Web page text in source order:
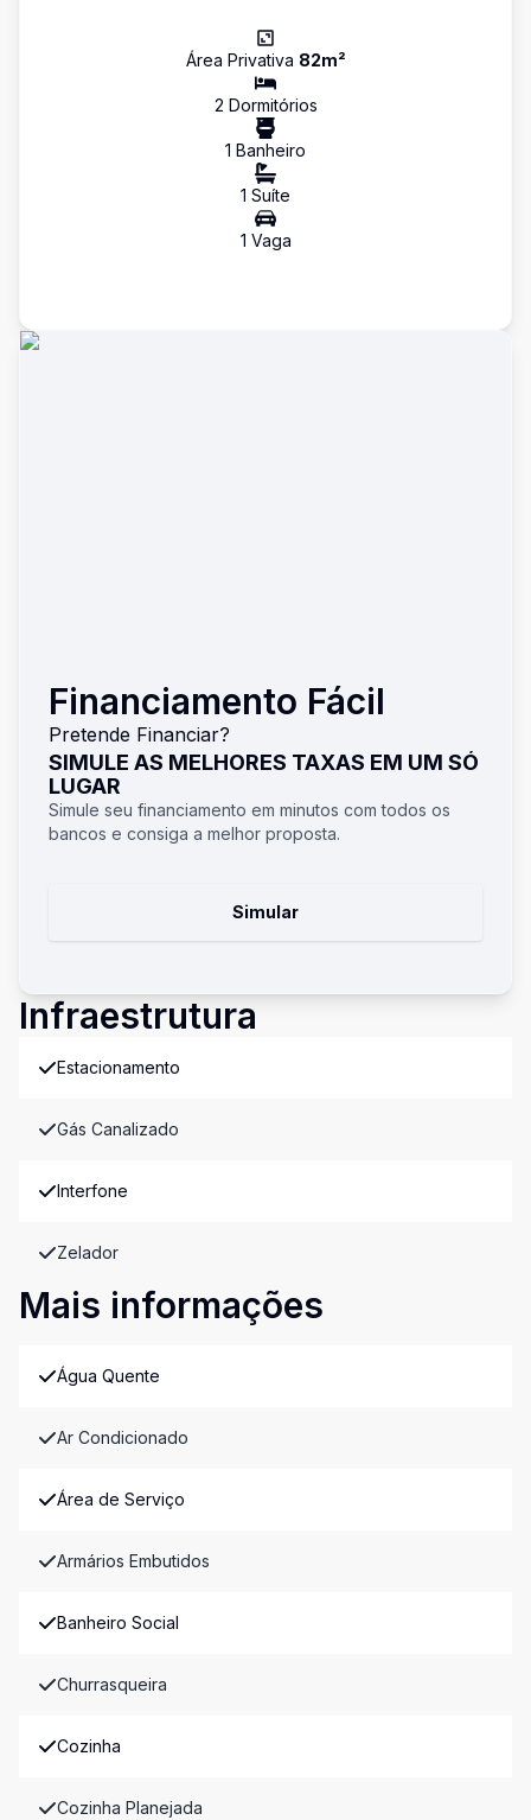
Área Privativa 82m²
2 Dormitórios
1 Banheiro
1 Suíte
1 Vaga
Financiamento Fácil
Pretende Financiar?
SIMULE AS MELHORES TAXAS EM UM SÓ
LUGAR
Simule seu financiamento em minutos com todos os
bancos e consiga a melhor proposta.
Simular
Infraestrutura
Estacionamento
Gás Canalizado
Interfone
Zelador
Mais informações
Água Quente
Ar Condicionado
Área de Serviço
Armários Embutidos
Banheiro Social
Churrasqueira
Cozinha
Cozinha Planejada